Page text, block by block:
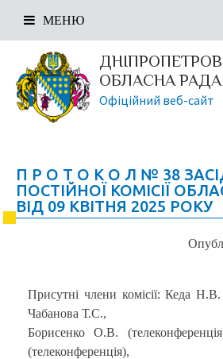
ОБЛАСНА РАДА
Офіційний веб-сайт
МЕНЮ
П Р О Т О К О Л № 38
ПОСТІЙНОЇ КОМІСІЇ
ВІД 09 КВІТНЯ 2025 РОКУ
Присутні члени комісії: Кеда Н.В.
Чабанова Т.С.,
Борисенко О.В.
(телеконференція),